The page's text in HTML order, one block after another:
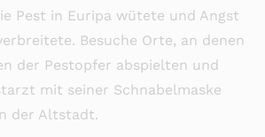
Pest in Euripa wütete und Angst
Besuche Orte, an denen
der Pestopfer abspielten und
mit seiner Schnabelmaske
der Altstadt.